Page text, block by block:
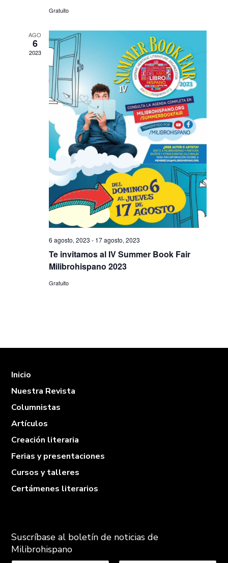
Gratuito
AGO
6
2023
6 agosto, 2023 - 17 agosto, 2023
Te invitamos al IV Summer Book Fair
Milibrohispano 2023
Gratuito
Inicio
Nuestra Revista
Columnistas
Artículos
Creación literaria
Ferias y presentaciones
Cursos y talleres
Certámenes literarios
Suscríbase al boletín de noticias de
Milibrohispano